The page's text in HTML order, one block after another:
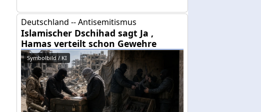
Deutschland -- Antisemitismus
Islamischer Dschihad sagt Ja ,
Hamas verteilt schon Gewehre
Symbolbild / KI